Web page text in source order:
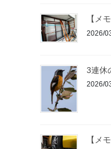
【メ
2026/
3連休
2026/
【メ